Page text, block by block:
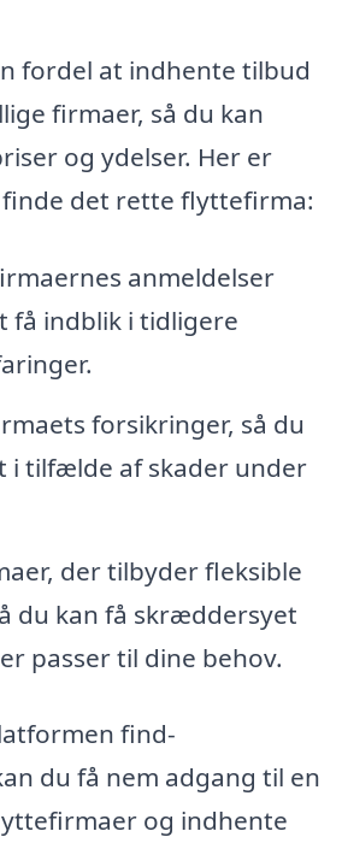
fordel at indhente tilbud
firmaer, så du kan
og ydelser. Her er
det rette flyttefirma:
anmeldelser
få indblik i tidligere
forsikringer, så du
i tilfælde af skader under
der tilbyder fleksible
du kan få skræddersyet
passer til dine behov.
find-
du få nem adgang til en
og indhente